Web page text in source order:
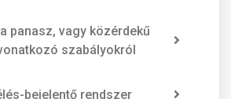
panasz, vagy közérdekű
szabályokról
bejelentő rendszer